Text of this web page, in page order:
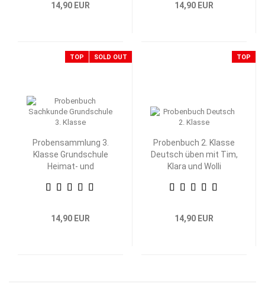
14,90 EUR 14,90 EUR
TOP SOLD OUT
Probensammlung 3.
Klasse Grundschule
Heimat- und
14,90 EUR
TOP
Probenbuch 2. Klasse
Deutsch üben mit Tim,
Klara und Wolli
14,90 EUR